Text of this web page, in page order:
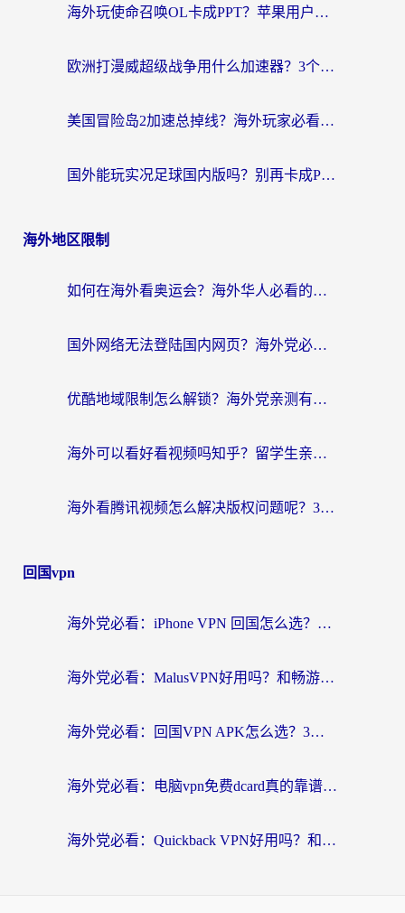
海外玩使命召唤OL卡成PPT？苹果用户必看：使命召唤OL国外加速器下载苹果版指南
欧洲打漫威超级战争用什么加速器？3个海外游戏卡顿问题一次解决（附实测推荐）
美国冒险岛2加速总掉线？海外玩家必看的国服游戏加速器选择指南
国外能玩实况足球国内版吗？别再卡成PPT！海外党国服游戏加速全攻略
海外地区限制
如何在海外看奥运会？海外华人必看的体育赛事直播终极指南
国外网络无法登陆国内网页？海外党必看：选对回国加速器实现无缝访问
优酷地域限制怎么解锁？海外党亲测有效的追剧自由指南
海外可以看好看视频吗知乎？留学生亲测有效的回国追剧解决方案
海外看腾讯视频怎么解决版权问题呢？3步让你轻松解锁国内影视自由
回国vpn
海外党必看：iPhone VPN 回国怎么选？一篇搞定无缝访问国内资源
海外党必看：MalusVPN好用吗？和畅游VPN对比哪个回国效果更好？附穿梭飞鱼神龟真实体验
海外党必看：回国VPN APK怎么选？3步教你无缝刷国内剧玩国服
海外党必看：电脑vpn免费dcard真的靠谱吗？教你选对回国加速器无缝访问国内资源
海外党必看：Quickback VPN好用吗？和小黑牛VPN对比哪个回国效果更好？附真实体验+避坑指南